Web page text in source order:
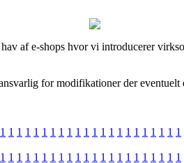
af e-shops hvor vi introducerer
for modifikationer der eventuelt
1 1 1 1 1 1 1 1 1 1 1 1 1 1 1 1 1 1 1 1 1 1
1 1 1 1 1 1 1 1 1 1 1 1 1 1 1 1 1 1 1 1 1 1